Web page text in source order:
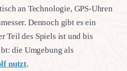
an Technologie, GPS-Uhren
Dennoch gibt es ein
Teil des Spiels ist und bis
die Umgebung als
nutzt.